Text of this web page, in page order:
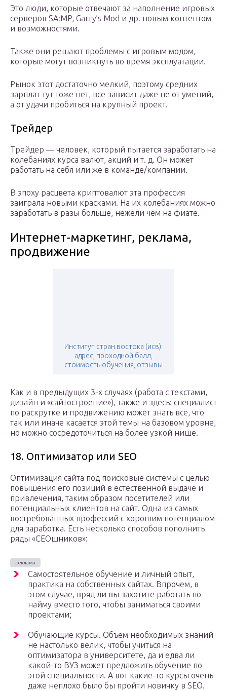
Это люди, которые отвечают за наполнение игровых
серверов SA:MP, Garry’s Mod и др. новым контентом
и возможностями.
Также они решают проблемы с игровым модом,
которые могут возникнуть во время эксплуатации.
Рынок этот достаточно мелкий, поэтому средних
зарплат тут тоже нет, все зависит даже не от умений,
а от удачи пробиться на крупный проект.
Трейдер
Трейдер — человек, который пытается заработать на
колебаниях курса валют, акций и т. д. Он может
работать на себя или же в команде/компании.
В эпоху расцвета криптовалют эта профессия
заиграла новыми красками. На их колебаниях можно
заработать в разы больше, нежели чем на фиате.
Интернет-маркетинг, реклама,
продвижение
Институт стран востока (исв):
адрес, проходной балл,
стоимость обучения, отзывы
Как и в предыдущих 3-х случаях (работа с текстами,
дизайн и «сайтостроение»), также и здесь: специалист
по раскрутке и продвижению может знать все, что
так или иначе касается этой темы на базовом уровне,
но можно сосредоточиться на более узкой нише.
18. Оптимизатор или SEO
Оптимизация сайта под поисковые системы с целью
повышения его позиций в естественной выдаче и
привлечения, таким образом посетителей или
потенциальных клиентов на сайт. Одна из самых
востребованных профессий с хорошим потенциалом
для заработка. Есть несколько способов пополнить
ряды «СЕОшников»:
Самостоятельное обучение и личный опыт,
практика на собственных сайтах. Впрочем, в
этом случае, вряд ли вы захотите работать по
найму вместо того, чтобы заниматься своими
проектами;
Обучающие курсы. Объем необходимых знаний
не настолько велик, чтобы учиться на
оптимизатора в университете, да и едва ли
какой-то ВУЗ может предложить обучение по
этой специальности. А вот какие-то курсы очень
даже неплохо было бы пройти новичку в SEO.